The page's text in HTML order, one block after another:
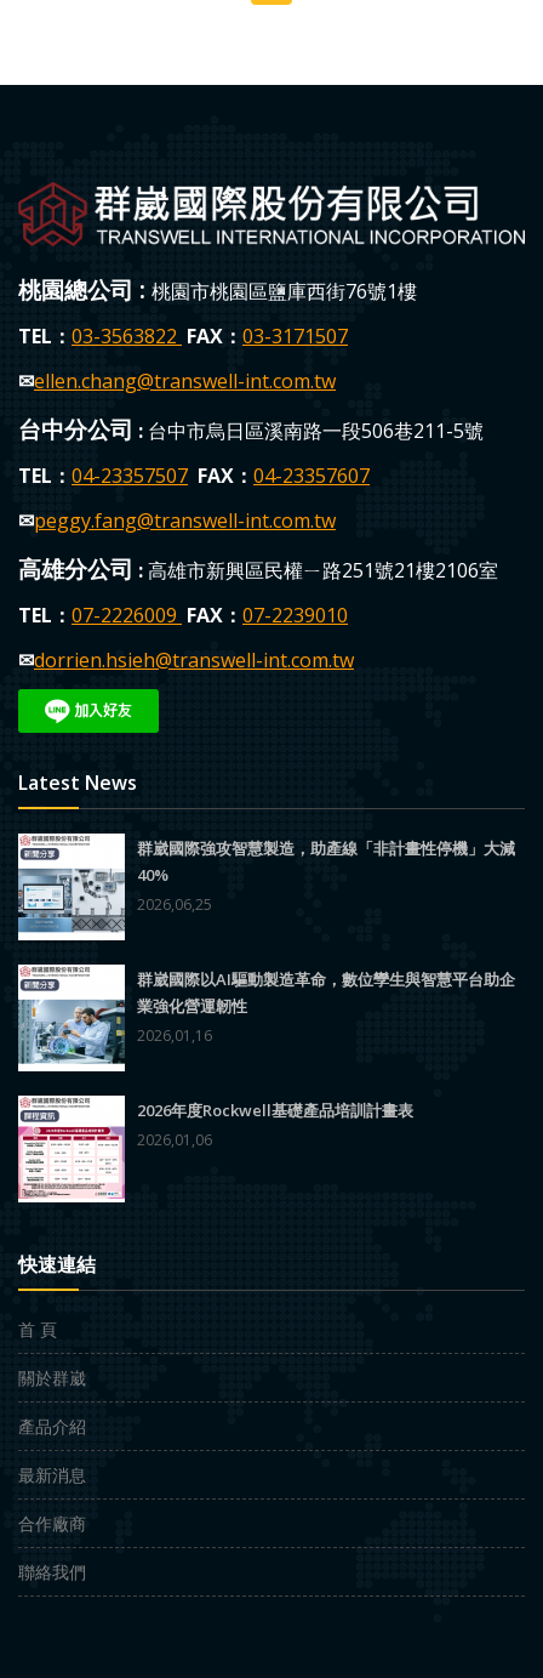
桃園總公司 : 桃園市桃園區鹽庫西街76號1樓
TEL： 03-3563822 FAX： 03-3171507
✉ellen.chang@transwell-int.com.tw
台中分公司 : 台中市烏日區溪南路一段506巷211-5號
TEL： 04-23357507 FAX： 04-23357607
✉peggy.fang@transwell-int.com.tw
高雄分公司 :高雄市新興區民權ㄧ路251號21樓2106室
TEL： 07-2226009 FAX： 07-2239010
✉dorrien.hsieh@transwell-int.com.tw
Latest News
群崴國際強攻智慧製造，助產線「非計畫性停機」大減
40%
2026,06,25
群崴國際以AI驅動製造革命，數位孿生與智慧平台助企
業強化營運韌性
2026,01,16
2026年度Rockwell基礎產品培訓計畫表
2026,01,06
快速連結
首 頁
關於群崴
產品介紹
最新消息
合作廠商
聯絡我們